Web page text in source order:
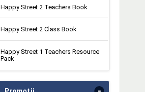
Happy Street 2 Teachers Book
Happy Street 2 Class Book
Happy Street 1 Teachers Resource
Pack